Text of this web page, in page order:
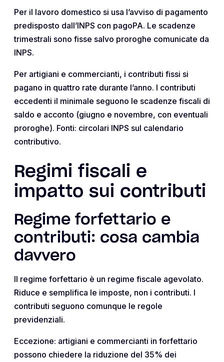
Per il lavoro domestico si usa l’avviso di pagamento
predisposto dall’INPS con pagoPA. Le scadenze
trimestrali sono fisse salvo proroghe comunicate da
INPS.
Per artigiani e commercianti, i contributi fissi si
pagano in quattro rate durante l’anno. I contributi
eccedenti il minimale seguono le scadenze fiscali di
saldo e acconto (giugno e novembre, con eventuali
proroghe). Fonti: circolari INPS sul calendario
contributivo.
Regimi fiscali e
impatto sui contributi
Regime forfettario e
contributi: cosa cambia
davvero
Il regime forfettario è un regime fiscale agevolato.
Riduce e semplifica le imposte, non i contributi. I
contributi seguono comunque le regole
previdenziali.
Eccezione: artigiani e commercianti in forfettario
possono chiedere la riduzione del 35% dei